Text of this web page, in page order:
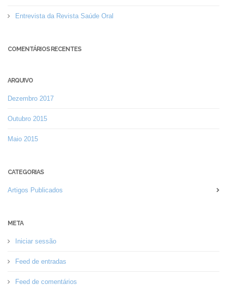
Entrevista da Revista Saúde Oral
COMENTÁRIOS RECENTES
ARQUIVO
Dezembro 2017
Outubro 2015
Maio 2015
CATEGORIAS
Artigos Publicados
META
Iniciar sessão
Feed de entradas
Feed de comentários